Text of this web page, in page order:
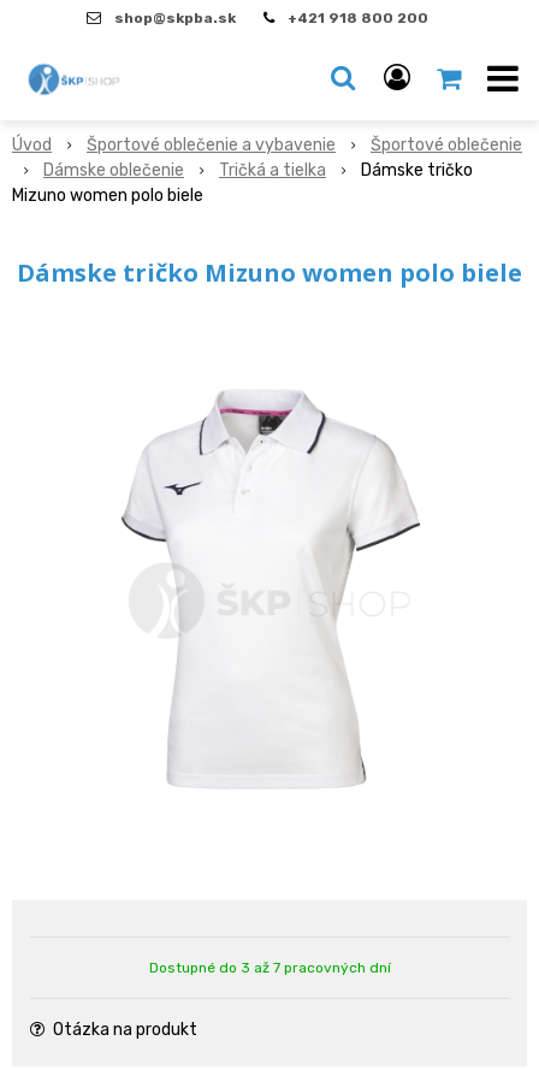
shop@skpba.sk +421 918 800 200
Úvod Športové oblečenie a vybavenie
Športové oblečenie
Dámske oblečenie
Tričká a tielka
Dámske tričko
Mizuno women polo biele
Dámske tričko Mizuno women polo biele
Dostupné do 3 až 7 pracovných dní
Otázka na produkt